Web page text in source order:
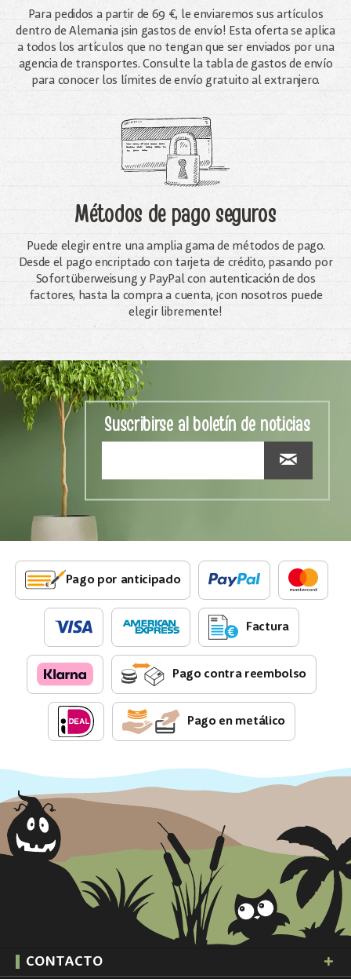
Para pedidos a partir de 69 €, le enviaremos sus artículos
dentro de Alemania ¡sin gastos de envío! Esta oferta se aplica
a todos los artículos que no tengan que ser enviados por una
agencia de transportes. Consulte la tabla de gastos de envío
para conocer los límites de envío gratuito al extranjero.
Métodos de pago seguros
Puede elegir entre una amplia gama de métodos de pago.
Desde el pago encriptado con tarjeta de crédito, pasando por
Sofortüberweisung y PayPal con autenticación de dos
factores, hasta la compra a cuenta, ¡con nosotros puede
elegir libremente!
Suscribirse al boletín de noticias
Pago por anticipado
Factura
Pago contra reembolso
Pago en metálico
CONTACTO